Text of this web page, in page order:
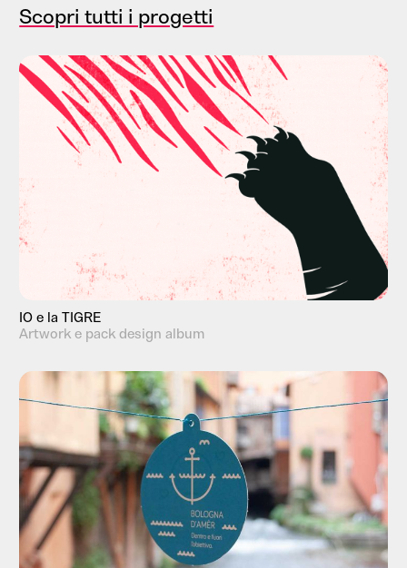
Scopri tutti i progetti
IO e la TIGRE
Artwork e pack design album